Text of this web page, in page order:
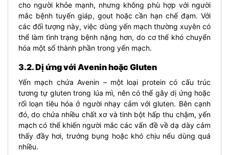
cho người khỏe mạnh, nhưng không phù hợp với người
mắc bệnh tuyến giáp, gout hoặc cần hạn chế đạm. Với
các đối tượng này, việc dùng yến mạch thường xuyên có
thể làm tình trạng bệnh nặng hơn, do cơ thể khó chuyển
hóa một số thành phần trong yến mạch.
3.2. Dị ứng với Avenin hoặc Gluten
Yến mạch chứa Avenin – một loại protein có cấu trúc
tương tự gluten trong lúa mì, nên có thể gây dị ứng hoặc
rối loạn tiêu hóa ở người nhạy cảm với gluten. Bên cạnh
đó, do chứa nhiều chất xơ và tinh bột hấp thu chậm, yến
mạch có thể khiến người mắc các vấn đề về dạ dày cảm
thấy đầy hơi, trướng bụng hoặc khó chịu nếu dùng quá
nhiều.